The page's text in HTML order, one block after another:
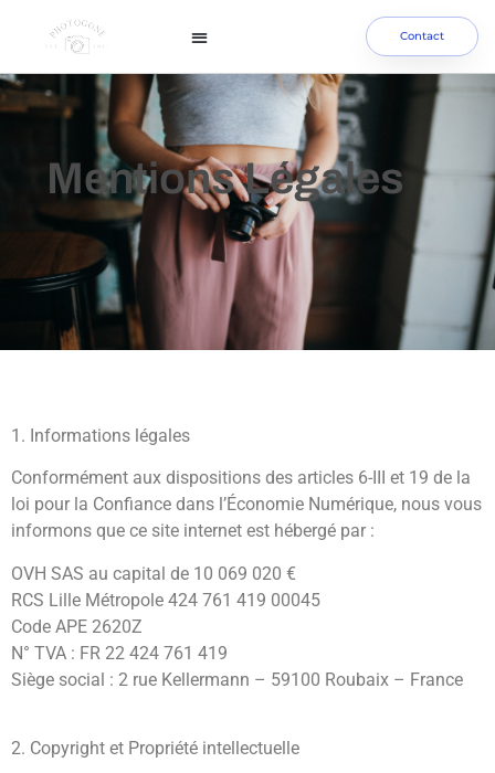
Contact
Mentions Légales
1. Informations légales
Conformément aux dispositions des articles 6-III et 19 de la
loi pour la Confiance dans l’Économie Numérique, nous vous
informons que ce site internet est hébergé par :
OVH SAS au capital de 10 069 020 €
RCS Lille Métropole 424 761 419 00045
Code APE 2620Z
N° TVA : FR 22 424 761 419
Siège social : 2 rue Kellermann – 59100 Roubaix – France
2. Copyright et Propriété intellectuelle